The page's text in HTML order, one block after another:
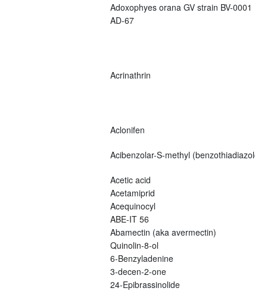
Adoxophyes orana GV strain BV-0001
AD-67
Acrinathrin
Aclonifen
Acibenzolar-S-methyl
Acetic acid
Acetamiprid
Acequinocyl
ABE-IT 56
Abamectin (aka avermectin)
Quinolin-8-ol
6-Benzyladenine
3-decen-2-one
24-Epibrassinolide